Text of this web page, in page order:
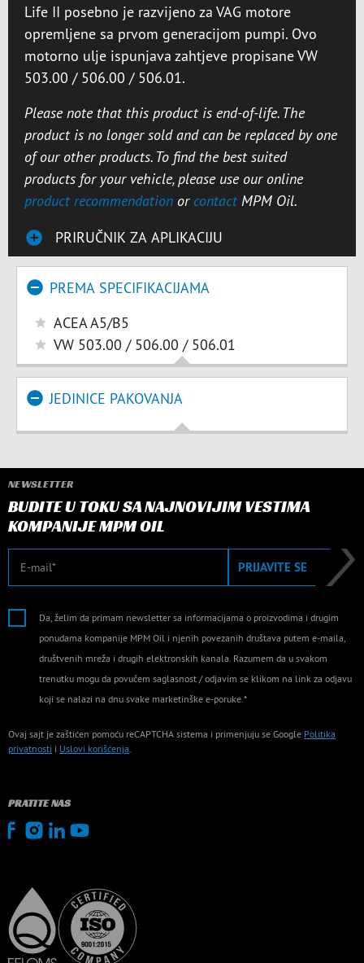
Life II posebno je razvijeno za VAG motore
opremljene sa prvom generacijom pumpi. Ovo
motorno ulje ispunjava zahtjeve propisane VW
503.00 / 506.00 / 506.01.
Please note that this product is end-of-life. The
product is no longer sold and can be replaced by one
of our other products. To find the best suited
products for your vehicle, please use our online
product recommendation or contactMPM Oil.
PRIRUČNIK ZA APLIKACIJU
PREMA SPECIFIKACIJAMA
ACEA A5/B5
VW 503.00 / 506.00 / 506.01
JEDINICE PAKOVANJA
NEWSLETTER
BUDITE U TOKU SA NAJNOVIJIM VESTIMA
KOMPANIJE MPM OIL
E-mail PRIJAVITE SE
Da, želim da primam newsletter sa informacijama o proizvodima i drugim
ponudama kompanije MPM Oil i njenih povezanih društava putem e-maila,
društvenih mreža i drugih elektronskih kanala. Razumem da u svakom
trenutku mogu da povučem saglasnost / odjavim se klikom na link za odjavu
koji se nalazi na dnu svake marketinške e-poruke.*
Ovaj sajt je zaštićen pomoću reCAPTCHA sistema i primenjuju se Google Politika
privatnosti i Uslovi korišćenja.
PRATITE NAS